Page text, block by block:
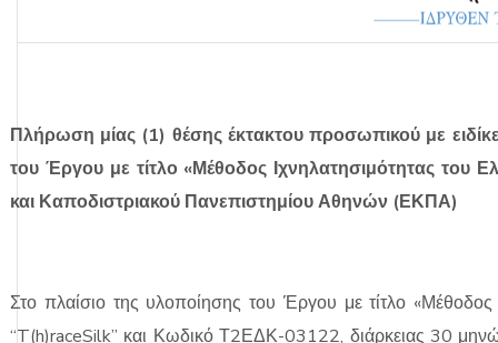
Πλήρωση μίας (1) θέσης έκτακτου προσωπικού με
του Έργου με τίτλο «Μέθοδος Ιχνηλατησιμότητας του
και Καποδιστριακού Πανεπιστημίου Αθηνών (ΕΚΠΑ)
Στο πλαίσιο της υλοποίησης του Έργου με τίτλο «Μέθοδος
“T(h)raceSilk” και Κωδικό Τ2ΕΔΚ-03122, διάρκειας 30